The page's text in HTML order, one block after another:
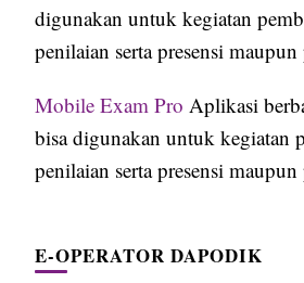
digunakan untuk kegiatan
penilaian serta presensi
Mobile Exam Pro Aplikasi
bisa digunakan untuk kegiatan
penilaian serta presensi
E-OPERATOR DAPODIK